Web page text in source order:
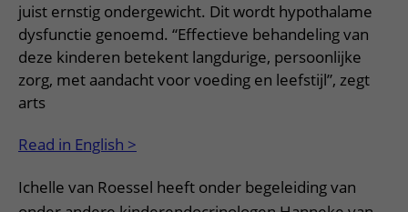
juist ernstig ondergewicht. Dit wordt hypothalame
dysfunctie genoemd. “Effectieve behandeling van
deze kinderen betekent langdurige, persoonlijke
zorg, met aandacht voor voeding en leefstijl”, zegt
arts
Read in English >
Ichelle van Roessel heeft onder begeleiding van